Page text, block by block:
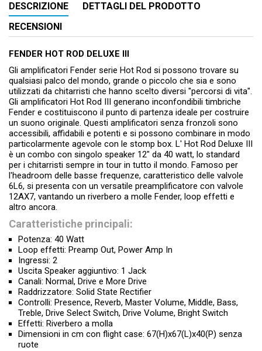
DESCRIZIONE
DETTAGLI DEL PRODOTTO
RECENSIONI
FENDER HOT ROD DELUXE III
Gli amplificatori Fender serie Hot Rod si possono trovare su
qualsiasi palco del mondo, grande o piccolo che sia e sono
utilizzati da chitarristi che hanno scelto diversi "percorsi di vita".
Gli amplificatori Hot Rod III generano inconfondibili timbriche
Fender e costituiscono il punto di partenza ideale per costruire
un suono originale. Questi amplificatori senza fronzoli sono
accessibili, affidabili e potenti e si possono combinare in modo
particolarmente agevole con le stomp box. L' Hot Rod Deluxe III
è un combo con singolo speaker 12" da 40 watt, lo standard
per i chitarristi sempre in tour in tutto il mondo. Famoso per
l'headroom delle basse frequenze, caratteristico delle valvole
6L6, si presenta con un versatile preamplificatore con valvole
12AX7, vantando un riverbero a molle Fender, loop effetti e
altro ancora.
Caratteristiche principali:
Potenza: 40 Watt
Loop effetti: Preamp Out, Power Amp In
Ingressi: 2
Uscita Speaker aggiuntivo: 1 Jack
Canali: Normal, Drive e More Drive
Raddrizzatore: Solid State Rectifier
Controlli: Presence, Reverb, Master Volume, Middle, Bass,
Treble, Drive Select Switch, Drive Volume, Bright Switch
Effetti: Riverbero a molla
Dimensioni in cm con flight case: 67(H)x67(L)x40(P) senza
ruote